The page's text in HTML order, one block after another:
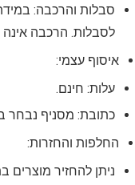
סבלות והרכבה:
לסבלות. הרכבה אינה
איסוף עצמי:
עלות: חינם.
כתובת: מסניף נבחר
החלפות והחזרות: